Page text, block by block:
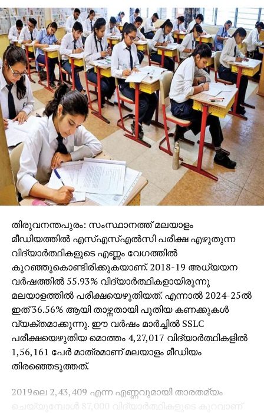
അസാനിധ്യത്തില്‍ സി.പി.എം പ്രാദേശിക നേതാവ്
നല്‍കിയ മൊഴിയുടെ അടിസ്ഥാനത്തില്‍ മാത്രമാണ്
വോട്ട് വെട്ടിയത്. സിപിഎമ്മിന് വിടുപണി ചെയ്യുന്ന
ഇത്തരം ഉദ്യോഗസ്ഥര്‍ക്ക് ഒരു നിമിഷം പോലും
തുടരാന്‍ അര്‍ഹതയില്ല. രാഷ്ട്രീയ ഗൂഡാലോചനക്ക്
ഒത്താശ ചെയ്ത ഉദ്യോഗസ്ഥരെ സസ്പെന്‍ഡ്
ചെയ്യണം. ഇവര്‍ക്കെതിരെ ക്രിമിനല്‍ കേസെടുക്കണം.
എക്കാലത്തും സി.പി.എം ഭരണത്തിലുണ്ടാകില്ലെന്നും
കണക്ക് ചോദിക്കാതെ ഒരു കാലവും കടന്നു
പോകില്ലെന്നും സി.പി.എമ്മിന് അടിമപ്പണി ചെയ്യുന്ന
ഉദ്യോഗസ്ഥര്‍ ഓര്‍ക്കണമെന്നും അദ്ദേഹം
കൂട്ടിച്ചേര്‍ത്തു.
തിരുവനന്തപുരം: സംസ്ഥാനത്ത് മലയാളം
മീഡിയത്തില്‍ എസ്എസ്എല്‍സി പരീക്ഷ എഴുതുന്ന
വിദ്യാര്‍ത്ഥികളുടെ എണ്ണം വേഗത്തില്‍
കുറഞ്ഞുകൊണ്ടിരിക്കുകയാണ്. 2018-19 അധ്യയന
വര്‍ഷത്തില്‍ 55.93% വിദ്യാര്‍ത്ഥികളായിരുന്നു
മലയാളത്തില്‍ പരീക്ഷയെഴുതിയത്. എന്നാല്‍ 2024-25ല്‍
ഇത് 36.56% ആയി താഴ്ന്നതായി പുതിയ കണക്കുകള്‍
വ്യക്തമാക്കുന്നു. ഈ വര്‍ഷം മാര്‍ച്ചില്‍ SSLC
പരീക്ഷയെഴുതിയ മൊത്തം 4,27,017 വിദ്യാര്‍ത്ഥികളില്‍
1,56,161 പേര്‍ മാത്രമാണ് മലയാളം മീഡിയം
തിരഞ്ഞെടുത്തത്.
2019ലെ 2,43,409 എന്ന എണ്ണവുമായി താരതമ്യം
ചെയ്യുമ്പോള്‍ 87,000 വിദ്യാര്‍ത്ഥികളുടെ കുറവാണ്